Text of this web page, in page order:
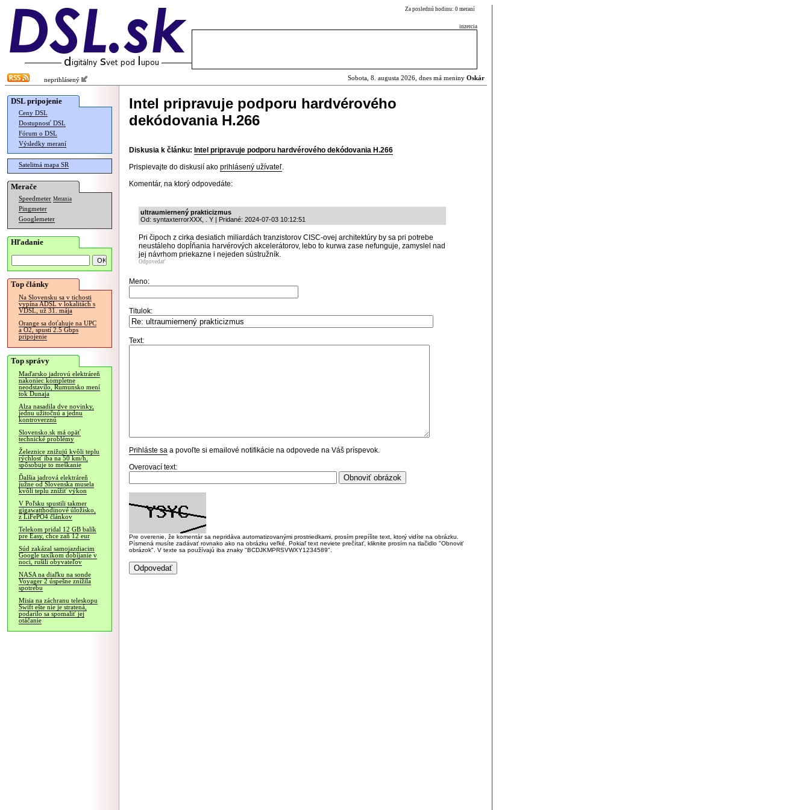
Za poslednú hodinu: 0 meraní
inzercia
neprihlásený Sobota, 8. augusta 2026, dnes má meniny Oskár
DSL pripojenie
Ceny DSL
Dostupnosť DSL
Fórum o DSL
Výsledky meraní
Satelitná mapa SR
Merače
Speedmeter Merania
Pingmeter
Googlemeter
Hľadanie
Top články
Na Slovensku sa v tichosti
vypína ADSL v lokalitách s
VDSL, už 31. mája
Orange sa doťahuje na UPC
a O2, spustí 2.5 Gbps
pripojenie
Top správy
Maďarsko jadrovú elektráreň
nakoniec kompletne
neodstavilo, Rumunsko mení
tok Dunaja
Alza nasadila dve novinky,
jednu užitočnú a jednu
kontroverznú
Slovensko.sk má opäť
technické problémy
Železnice znižujú kvôli teplu
rýchlosť iba na 50 km/h,
spôsobuje to meškanie
Ďalšia jadrová elektráreň
južne od Slovenska musela
kvôli teplu znížiť výkon
V Poľsku spustili takmer
gigawatthodinové úložisko,
z LiFePO4 článkov
Telekom pridal 12 GB balík
pre Easy, chce zaň 12 eur
Súd zakázal samojazdiacim
Google taxíkom dobíjanie v
noci, rušili obyvateľov
NASA na diaľku na sonde
Voyager 2 úspešne znížila
spotrebu
Misia na záchranu teleskopu
Swift ešte nie je stratená,
podarilo sa spomaliť jej
otáčanie
Intel pripravuje podporu hardvérového
dekódovania H.266
Diskusia k článku: Intel pripravuje podporu hardvérového dekódovania H.266
Prispievajte do diskusií ako prihlásený užívateľ.
Komentár, na ktorý odpovedáte:
ultraumiernený prakticizmus
Od: syntaxterrorXXX, . Y | Pridané: 2024-07-03 10:12:51
Pri čipoch z cirka desiatich miliardách tranzistorov CISC-ovej architektúry by sa pri potrebe
neustáleho dopĺňania harvérových akcelerátorov, lebo to kurwa zase nefunguje, zamyslel nad
jej návrhom priekazne i nejeden sústružník.
Odpovedať
Meno:
Titulok:
Text:
Prihláste sa a povoľte si emailové notifikácie na odpovede na Váš príspevok.
Overovací text:
Pre overenie, že komentár sa nepridáva automatizovanými prostriedkami, prosím prepíšte text, ktorý vidíte na obrázku.
Písmená musíte zadávať rovnako ako na obrázku veľké. Pokiaľ text neviete prečítať, kliknite prosím na tlačidlo "Obnoviť
obrázok". V texte sa používajú iba znaky "BCDJKMPRSVWXY1234589".